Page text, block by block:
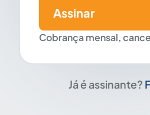
Cobrança mensal,
Assinar
Já é assinante?